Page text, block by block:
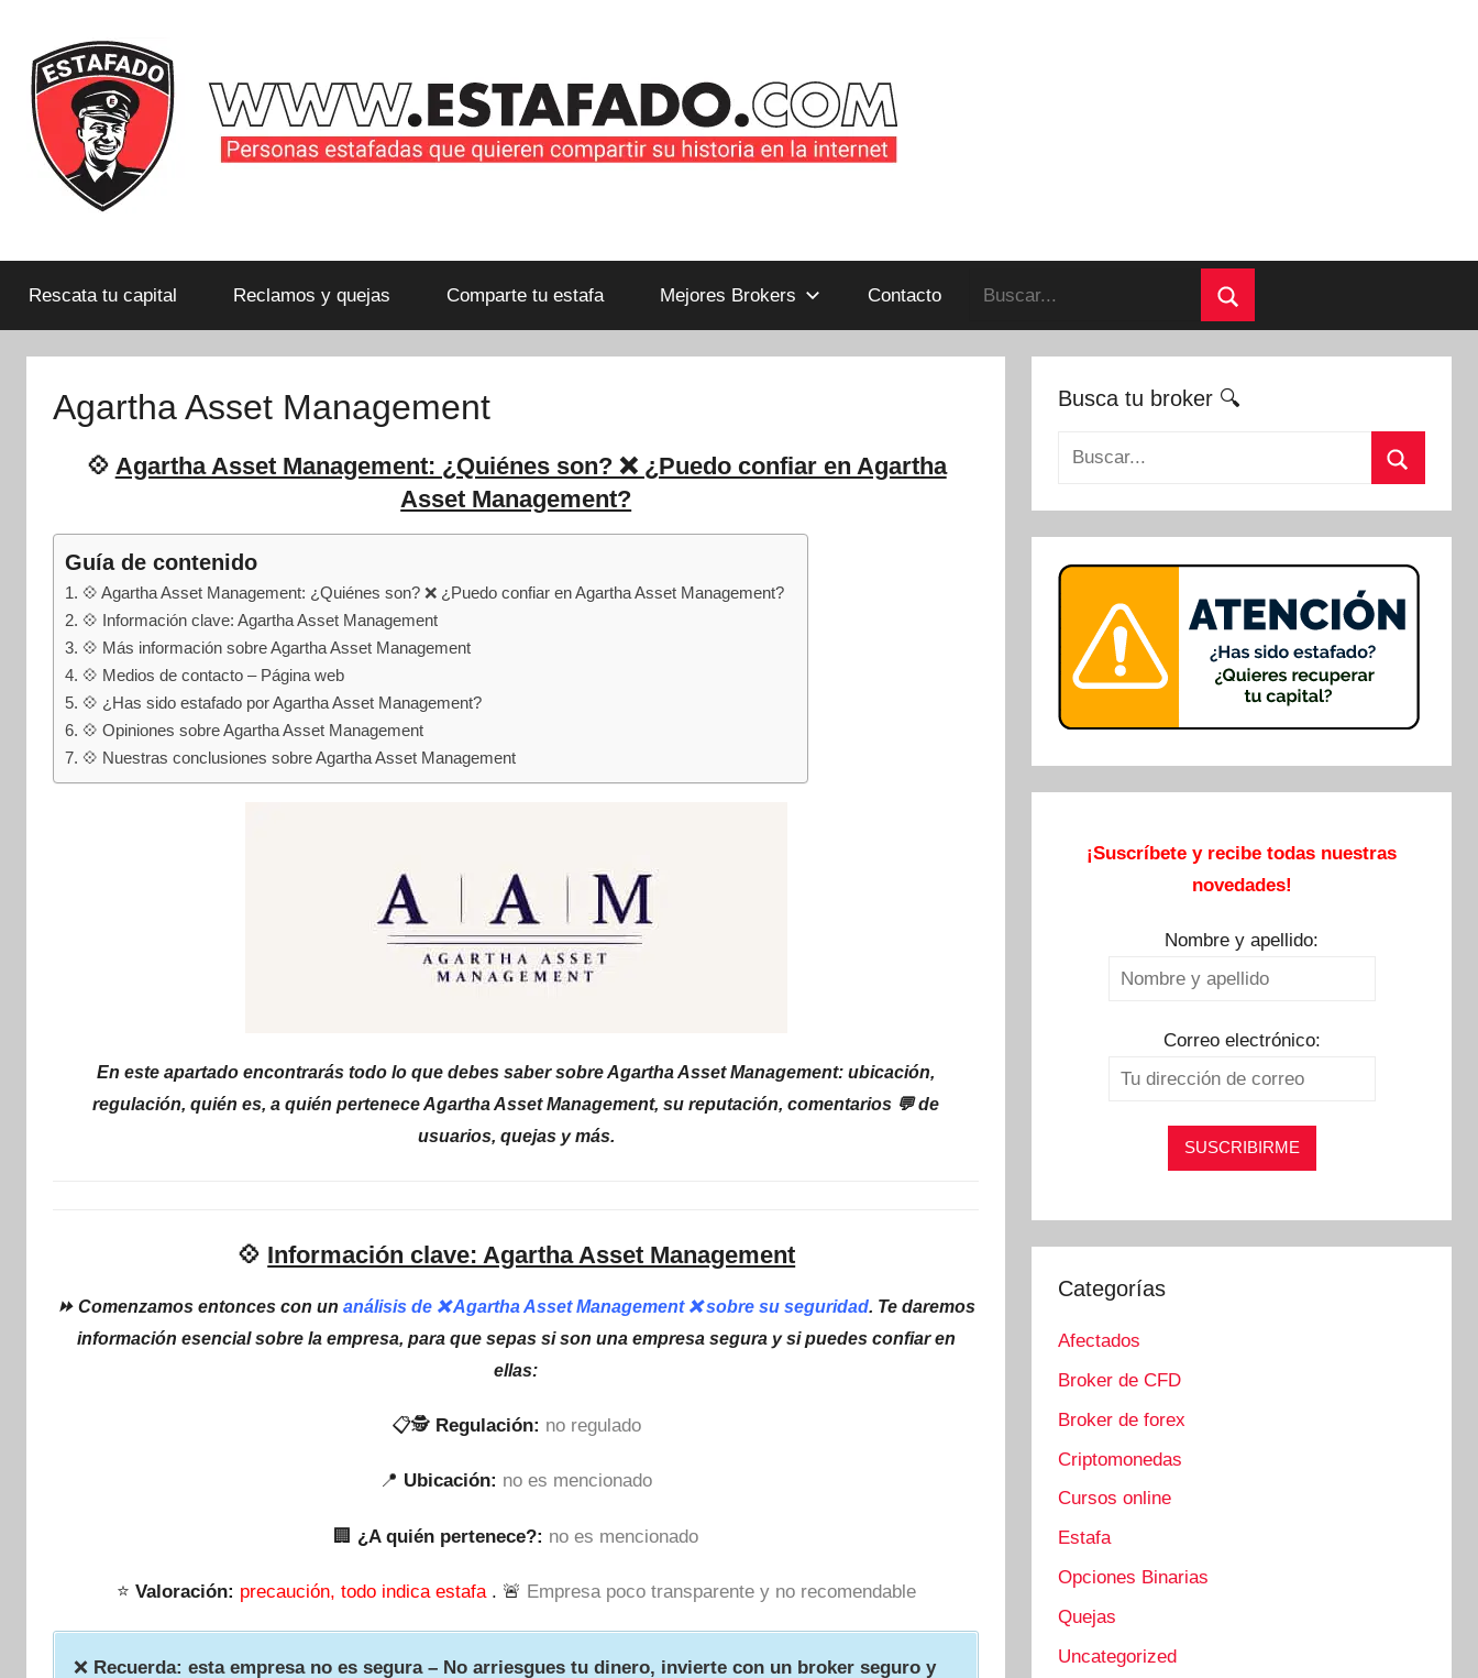
contenido
estafadas
que
historia
Estafado.com
Rescata tu capital Reclamos y quejas Comparte tu estafa Mejores Brokers Contacto
Buscar:
Buscar
Agartha Asset Management
💠 Agartha Asset Management: ¿Quiénes son? ❌ ¿Puedo confiar en Agartha
Asset Management?
Guía de contenido
💠 Agartha Asset Management: ¿Quiénes son? ❌ ¿Puedo confiar en Agartha Asset Management?
💠 Información clave: Agartha Asset Management
💠 Más información sobre Agartha Asset Management
💠 Medios de contacto – Página web
💠 ¿Has sido estafado por Agartha Asset Management?
💠 Opiniones sobre Agartha Asset Management
💠 Nuestras conclusiones sobre Agartha Asset Management
En este apartado encontrarás todo lo que debes saber sobre Agartha Asset Management: ubicación,
regulación, quién es, a quién pertenece Agartha Asset Management, su reputación, comentarios 💬 de
usuarios, quejas y más.
💠 Información clave: Agartha Asset Management
⏩ Comenzamos entonces con un análisis de ❌ Agartha Asset Management ❌ sobre su seguridad. Te daremos
información esencial sobre la empresa, para que sepas si son una empresa segura y si puedes confiar en
ellas:
📋🕵 Regulación: no regulado
📍 Ubicación: no es mencionado
🏢 ¿A quién pertenece?: no es mencionado
⭐ Valoración: precaución, todo indica estafa . 🚨 Empresa poco transparente y no recomendable
❌ Recuerda: esta empresa no es segura – No arriesgues tu dinero, invierte con un broker seguro y
Busca tu broker 🔍
Buscar:
¡Suscríbete y recibe todas nuestras
novedades!
Nombre y apellido:
Correo electrónico:
Categorías
Afectados
Broker de CFD
Broker de forex
Criptomonedas
Cursos online
Estafa
Opciones Binarias
Quejas
Uncategorized